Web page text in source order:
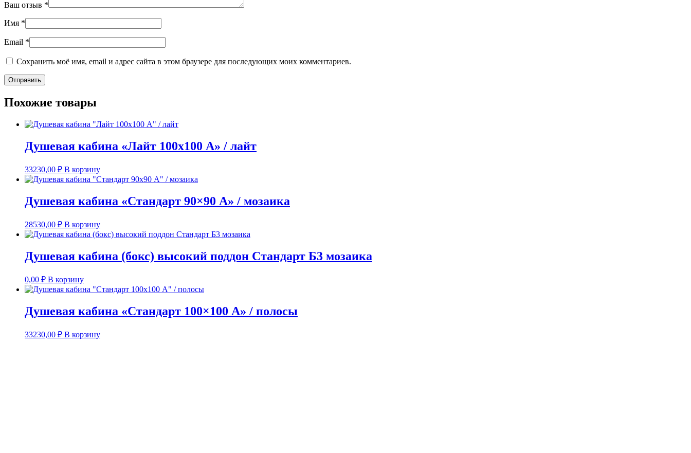
Ваш отзыв *
Имя *
Email *
Сохранить моё имя, email и адрес сайта в этом браузере для последующих моих комментариев.
Похожие товары
Душевая кабина «Лайт 100х100 А» / лайт
33230,00 ₽ В корзину
Душевая кабина «Стандарт 90×90 А» / мозаика
28530,00 ₽ В корзину
Душевая кабина (бокс) высокий поддон Стандарт Б3 мозаика
0,00 ₽ В корзину
Душевая кабина «Стандарт 100×100 А» / полосы
33230,00 ₽ В корзину